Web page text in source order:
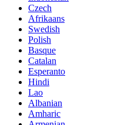
Czech
Afrikaans
Swedish
Polish
Basque
Catalan
Esperanto
Hindi
Lao
Albanian
Amharic